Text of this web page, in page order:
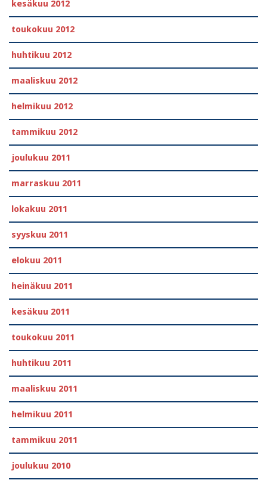
kesäkuu 2012
toukokuu 2012
huhtikuu 2012
maaliskuu 2012
helmikuu 2012
tammikuu 2012
joulukuu 2011
marraskuu 2011
lokakuu 2011
syyskuu 2011
elokuu 2011
heinäkuu 2011
kesäkuu 2011
toukokuu 2011
huhtikuu 2011
maaliskuu 2011
helmikuu 2011
tammikuu 2011
joulukuu 2010